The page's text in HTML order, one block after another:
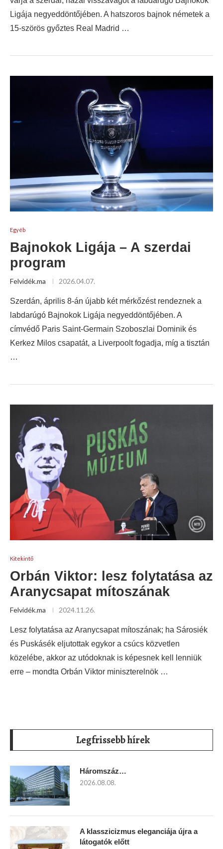
Ligája negyeddöntőjében. A hatszoros bajnok németek a
15-szörös győztes Real Madrid …
Egyéb
Bajnokok Ligája – A szerdai
program
Felvidék.ma 2026.04.07.
Szerdán, április 8-án újabb két mérkőzést rendeznek a
labdarúgó Bajnokok Ligája negyeddöntőjében. A
címvédő Paris Saint-Germain Szoboszlai Dominik és
Kerkez Milos csapatát, a Liverpoolt fogadja, míg a tisztán
…
Kitekintő
Orbán Viktor: lesz folytatása az
Aranycsapat mítoszának
Felvidék.ma 2024.11.26.
Lesz folytatása az Aranycsapat mítoszának; ha Sárosiék
és Puskásék eljutottak egykor a csúcs közvetlen
közelébe, akkor az utódoknak is képesnek kell lenniük
erre – mondta Orbán Viktor miniszterelnök …
Legfrissebb hírek
Háromszáz…
2026.08.08.
A klasszicizmus eleganciája újra a
látogatók előtt